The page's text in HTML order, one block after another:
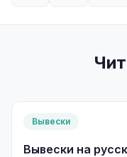
Вывески
Вывески на